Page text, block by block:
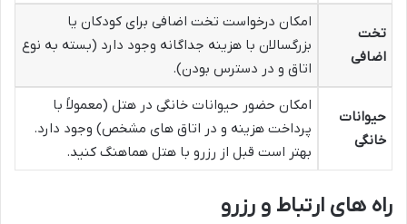
تخت
اضافی
امکان درخواست تخت اضافی برای کودکان یا
بزرگسالان با هزینه جداگانه وجود دارد (بسته به نوع
اتاق و در دسترس بودن).
حیوانات
خانگی
امکان حضور حیوانات خانگی در هتل (معمولاً با
پرداخت هزینه و در اتاق های مشخص) وجود دارد.
بهتر است قبل از رزرو با هتل هماهنگ کنید.
راه های ارتباط و رزرو